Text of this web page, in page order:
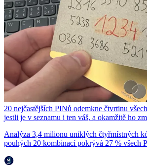
20 nejčastějších PINů odemkne čtvrtinu
jestli je v seznamu i ten váš, a okamžitě ho
Analýza 3,4 milionu uniklých čtyřmístných
pouhých 20 kombinací pokrývá 27 % všech